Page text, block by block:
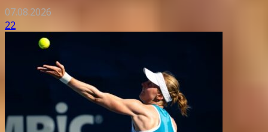
07.08.2026
22